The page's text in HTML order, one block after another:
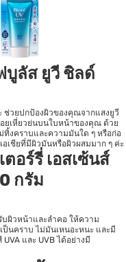
บูลัส ยูวี ชิลด์
ช่วยปกป้องผิวของคุณจากแสงยูวี
ยเหี่ยวย่นบนใบหน้าของคุณ ด้วย
งคราบและความมันใด ๆ หรือก่อ
เชียที่มีผิวมันหรือผิวผสมมาก ๆ ค่ะ
ตอร์รี่ เอสเซ้นส์
กรัม
บผิวหน้าและลำคอ ให้ความ
ป็นคราบ ไม่มันเหนอะหนะ และมี
และ UVB ได้อย่างมี